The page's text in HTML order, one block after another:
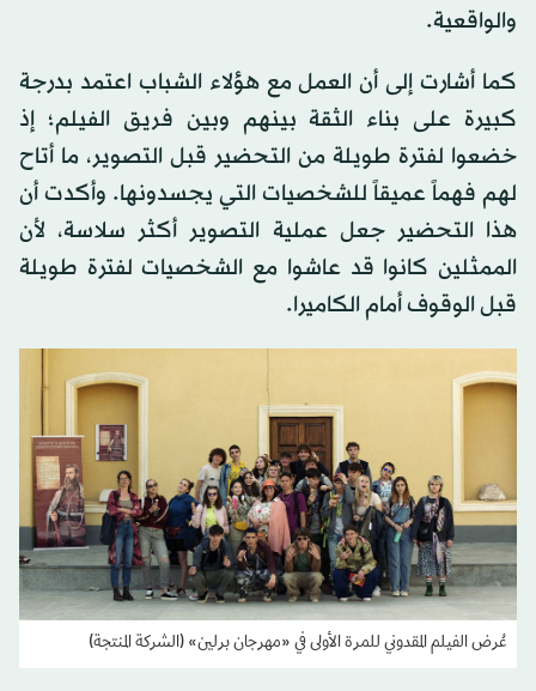
والواقعية.
كما أشارت إلى أن العمل مع هؤلاء الشباب اعتمد بدرجة
كبيرة على بناء الثقة بينهم وبين فريق الفيلم؛ إذ
خضعوا لفترة طويلة من التحضير قبل التصوير، ما أتاح
لهم فهماً عميقاً للشخصيات التي يجسدونها. وأكدت أن
هذا التحضير جعل عملية التصوير أكثر سلاسة، لأن
الممثلين كانوا قد عاشوا مع الشخصيات لفترة طويلة
قبل الوقوف أمام الكاميرا.
عُرض الفيلم المقدوني للمرة الأولى في «مهرجان برلين» (الشركة المنتجة)